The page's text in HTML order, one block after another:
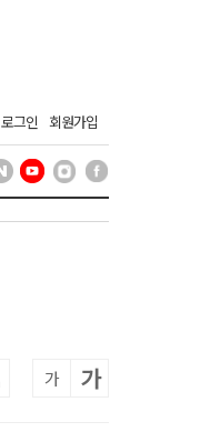
로그인 회원가입
가 가